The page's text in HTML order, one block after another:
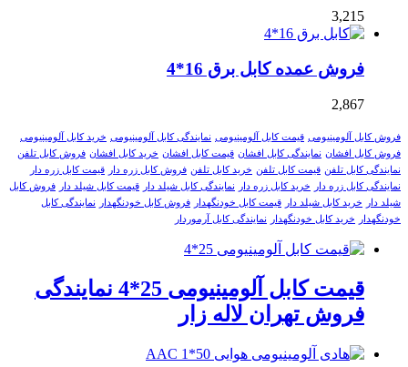
3,215
فروش عمده کابل برق 16*4
2,867
فروش کابل آلومینیومی قیمت کابل آلومینیومی نمایندگی کابل آلومینیومی خرید کابل آلومینیومی
فروش کابل افشان نمایندگی کابل افشان قیمت کابل افشان خرید کابل افشان فروش کابل تلفن
نمایندگی کابل تلفن قیمت کابل تلفن خرید کابل تلفن فروش کابل زره دار
قیمت کابل زره دار
نمایندگی کابل زره دار
خرید کابل زره دار نمایندگی کابل شیلد دار قیمت کابل شیلد دار
فروش کابل
شیلد دار
خرید کابل شیلد دار قیمت کابل خودنگهدار فروش کابل خودنگهدار
نمایندگی کابل
خودنگهدار
خرید کابل خودنگهدار نمایندگی کابل آرموردار
قیمت کابل آلومینیومی 25*4 نمایندگی
فروش تهران لاله زار